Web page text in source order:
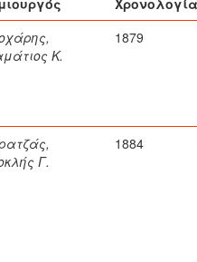
Κ.
1879
Γ.
1884